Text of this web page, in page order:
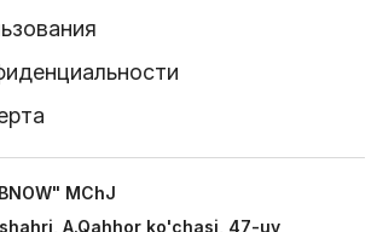
MChJ
A.Qahhor ko'chasi, 47-uy